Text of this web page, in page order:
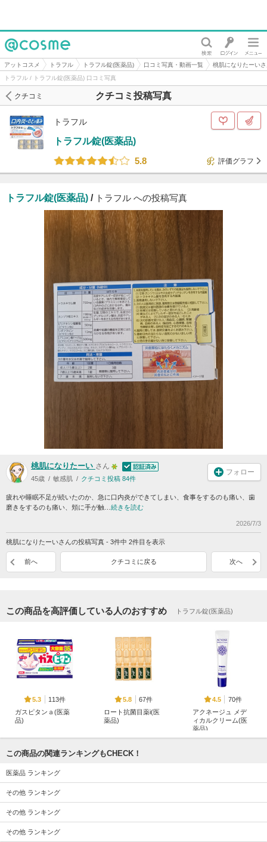
@cosme
アットコスメ トラフル トラフル錠(医薬品) 口コミ写真・動画一覧
桃肌になりたーい
トラフル / トラフル錠(医薬品) 口コミ写真
クチコミ投稿写真
クチコミ
トラフル
トラフル錠(医薬品)
5.8
評価グラフ
トラフル錠(医薬品) / トラフル への投稿写真
桃肌になりたーい さん
45歳 敏感肌 クチコミ投稿 84件
フォロー
疲れや睡眠不足が続いたのか、急に口内炎ができてしまい、食事をするのも痛い、歯
磨きをするのも痛い、頬に手が触… 続きを読む
2026/7/3
桃肌になりたーいさんの投稿写真 - 3件中 2件目を表示
前へ クチコミに戻る 次へ
この商品を高評価している人のおすすめ トラフル錠(医薬品)
5.3
113件
ガスピタンａ(医薬
品)
5.8
67件
ロート抗菌目薬i(医
薬品)
4.5
70件
アクネージュ メデ
ィカルクリーム(医
薬品)
4.9
34件
スマイル うるおい
この商品の関連ランキングもCHECK！
医薬品 ランキング
その他 ランキング
その他 ランキング
その他 ランキング